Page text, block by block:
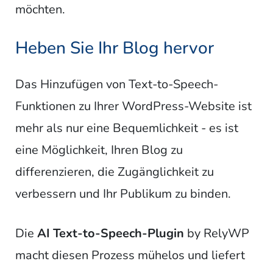
möchten.
Heben Sie Ihr Blog hervor
Das Hinzufügen von Text-to-Speech-
Funktionen zu Ihrer WordPress-Website ist
mehr als nur eine Bequemlichkeit - es ist
eine Möglichkeit, Ihren Blog zu
differenzieren, die Zugänglichkeit zu
verbessern und Ihr Publikum zu binden.
Die AI Text-to-Speech-Plugin by RelyWP
macht diesen Prozess mühelos und liefert